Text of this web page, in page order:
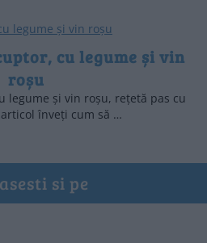
cu legume și vin
roșu
legume și vin roșu, rețetă pas cu
înveți cum să …
si pe